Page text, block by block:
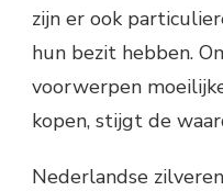
zijn er ook
hun bezit hebben.
voorwerpen
kopen, stijgt de
Nederlandse